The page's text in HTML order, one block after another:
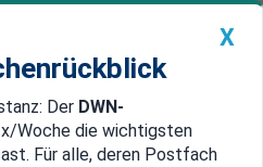
Geldanlage Premium
Magazin China
X
Der DWN-
Woche die wichtigsten
Für alle, deren Postfach